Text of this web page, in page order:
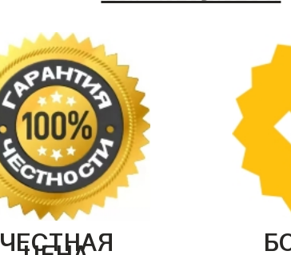
ЧЕСТНАЯ